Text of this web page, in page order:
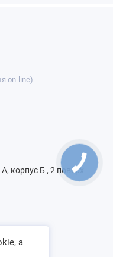
on-line)
корпус Б , 2 поверх
а